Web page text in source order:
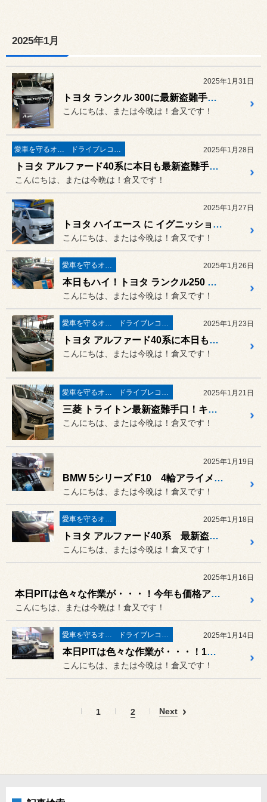
2025年1月
2025年1月31日
トヨタ ランクル 300に最新盗難手口から愛車を守るセキュリティー アルゴスD1取付！
こんにちは、または今晩は！倉又です！
愛車を守るオーサーアラーム ドライブレコーダー・レーダー 2025年1月28日
トヨタ アルファード40系に本日も最新盗難手口！キーエミュレーターまたリレーアタックやCANインベーダーから愛車をデジタルセキュリティーで守る AUTHOR ALARM取付！1月29日は定休日です！！
こんにちは、または今晩は！倉又です！
2025年1月27日
トヨタ ハイエース に イグニッションコイル & NGK プレミアムRX スパークプラグ と スロコン PPT の取付
こんにちは、または今晩は！倉又です！
愛車を守るオーサーアラーム 2025年1月26日
本日もハイ！トヨタ ランクル250 最新盗難手口！キーエミュレーターまたリレーアタックやCANインベーダーから愛車をデジタルセキュリティーで守る AUTHOR ALARMを取付！
こんにちは、または今晩は！倉又です！
愛車を守るオーサーアラーム ドライブレコーダー・レーダー 2025年1月23日
トヨタ アルファード40系に本日も最新盗難手口！キーエミュレーターまたリレーアタックやCANインベーダーから愛車をデジタルセキュリティーで守る AUTHOR ALARMとアルパイン デジタルインナーミラー取付！
こんにちは、または今晩は！倉又です！
2025年1月21日
三菱 トライトン最新盗難手口！キーエミュレーターまたリレーアタックやCANインベーダーから愛車をデジタルセキュリティーで守る AUTHOR ALARMを取付！1月22日は定休日です！！
こんにちは、または今晩は！倉又です！
2025年1月19日
BMW 5シリーズ F10 4輪アライメント測定＆調整！
こんにちは、または今晩は！倉又です！
愛車を守るオーサーアラーム 2025年1月18日
トヨタ アルファード40系 最新盗難手口！キーエミュレーターまたリレーアタックやCANインベーダーから愛車をデジタルセキュリティーで守る AUTHOR ALARMを取付！
こんにちは、または今晩は！倉又です！
2025年1月16日
本日PITは色々な作業が・・・！今年も価格アップある？！
こんにちは、または今晩は！倉又です！
愛車を守るオーサーアラーム ドライブレコーダー・レーダー 2025年1月14日
本日PITは色々な作業が・・・！1月15日は定休日です！！
こんにちは、または今晩は！倉又です！
1 2 Next